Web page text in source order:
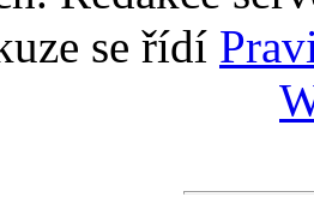
se řídí